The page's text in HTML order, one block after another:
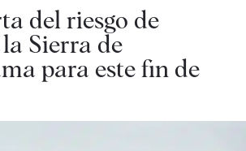
del riesgo de
Sierra de
para este fin de